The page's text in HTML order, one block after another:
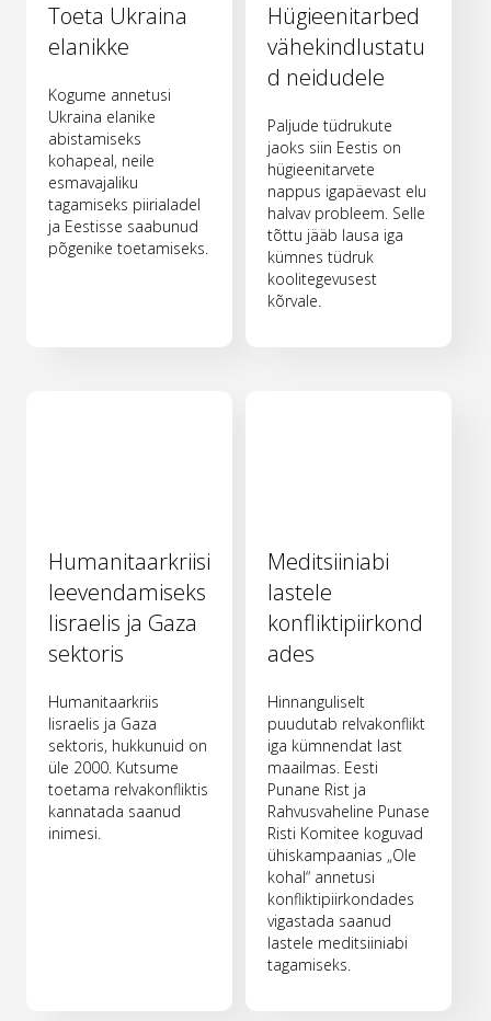
Toeta Ukraina
elanikke
Kogume annetusi
Ukraina elanike
abistamiseks
kohapeal, neile
esmavajaliku
tagamiseks piirialadel
ja Eestisse saabunud
põgenike toetamiseks.
Hügieenitarbed
vähekindlustatu
d neidudele
Paljude tüdrukute
jaoks siin Eestis on
hügieenitarvete
nappus igapäevast elu
halvav probleem. Selle
tõttu jääb lausa iga
kümnes tüdruk
koolitegevusest
kõrvale.
Humanitaarkriisi
leevendamiseks
Iisraelis ja Gaza
sektoris
Humanitaarkriis
Iisraelis ja Gaza
sektoris, hukkunuid on
üle 2000. Kutsume
toetama relvakonfliktis
kannatada saanud
inimesi.
Meditsiiniabi
lastele
konfliktipiirkond
ades
Hinnanguliselt
puudutab relvakonflikt
iga kümnendat last
maailmas. Eesti
Punane Rist ja
Rahvusvaheline Punase
Risti Komitee koguvad
ühiskampaanias „Ole
kohal“ annetusi
konfliktipiirkondades
vigastada saanud
lastele meditsiiniabi
tagamiseks.